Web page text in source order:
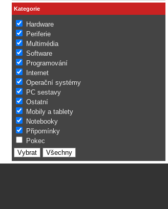
Kategorie
Hardware
Periferie
Multimédia
Software
Programování
Internet
Operační systémy
PC sestavy
Ostatní
Mobily a tablety
Notebooky
Připomínky
Pokec